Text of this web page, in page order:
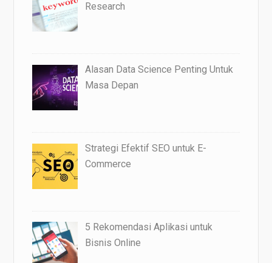
Research
Alasan Data Science Penting Untuk
Masa Depan
Strategi Efektif SEO untuk E-
Commerce
5 Rekomendasi Aplikasi untuk
Bisnis Online